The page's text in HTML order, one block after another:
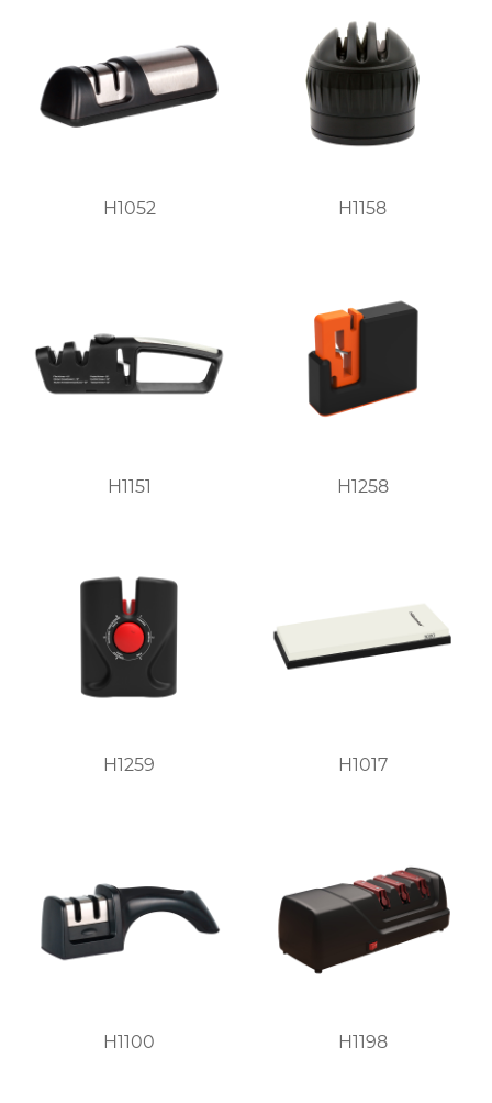
H1052 H1158
H1151 H1258
H1259 H1017
H1100 H1198